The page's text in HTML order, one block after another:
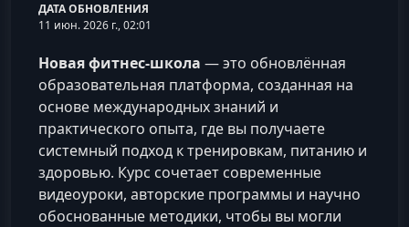
ДАТА ОБНОВЛЕНИЯ
11 июн. 2026 г., 02:01
Новая фитнес‑школа — это обновлённая
образовательная платформа, созданная на
основе международных знаний и
практического опыта, где вы получаете
системный подход к тренировкам, питанию и
здоровью. Курс сочетает современные
видеоуроки, авторские программы и научно
обоснованные методики, чтобы вы могли